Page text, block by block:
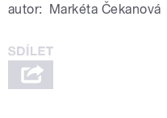
autor: Markéta Čekanová